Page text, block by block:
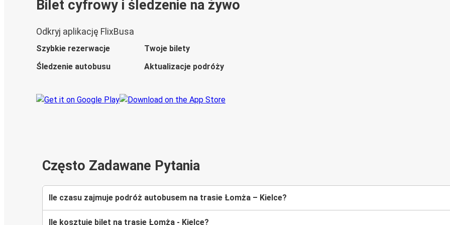
Bilet cyfrowy i śledzenie na żywo
Odkryj aplikację FlixBusa
Szybkie rezerwacje
Twoje bilety
Śledzenie autobusu
Aktualizacje podróży
Często Zadawane Pytania
Ile czasu zajmuje podróż autobusem na trasie Łomża – Kielce?
Ile kosztuje bilet na trasie Łomża - Kielce?